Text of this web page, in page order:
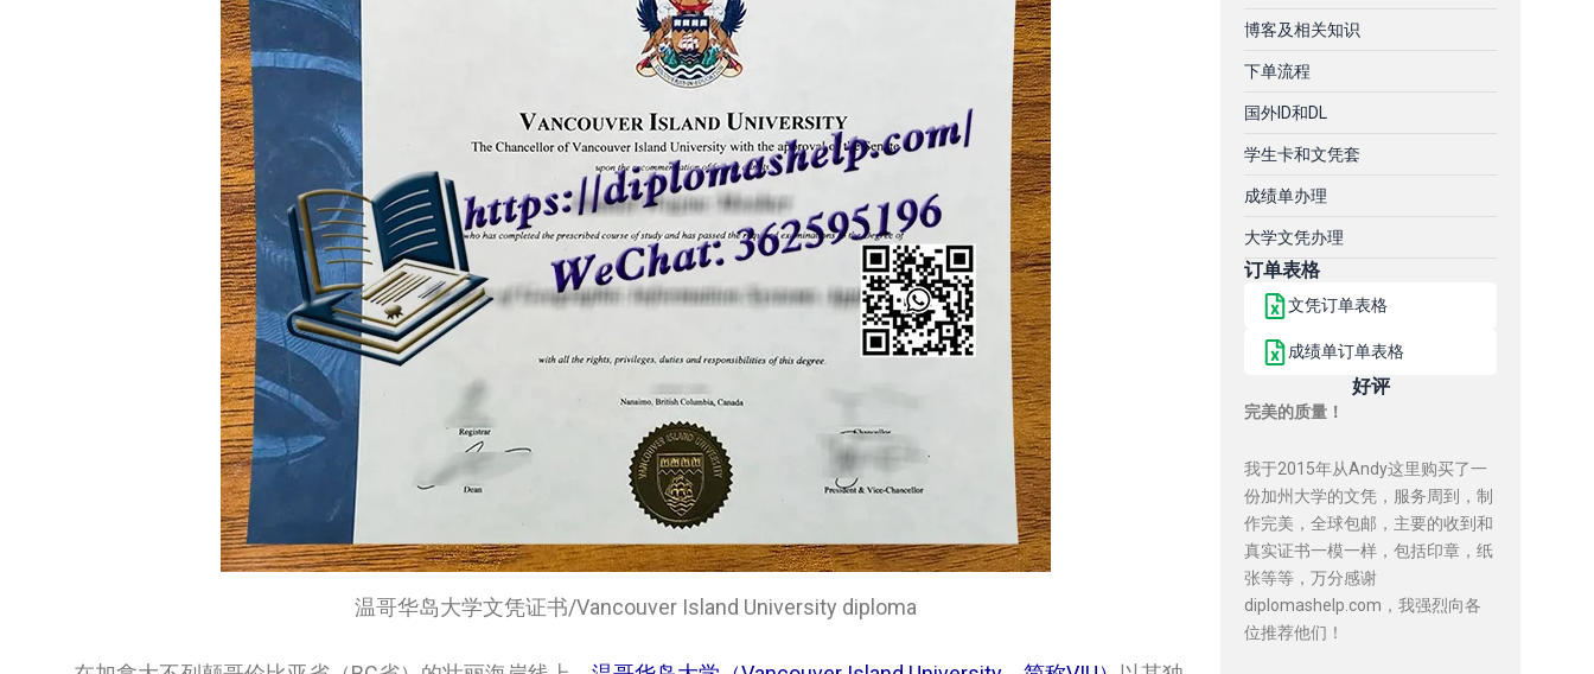
温哥华岛大学文凭证书/Vancouver Island University diploma
博客及相关知识
下单流程
国外ID和DL
学生卡和文凭套
成绩单办理
大学文凭办理
订单表格
文凭订单表格
成绩单订单表格
好评
完美的质量！
我于2015年从Andy这里购买了一
份加州大学的文凭，服务周到，制
作完美，全球包邮，主要的收到和
真实证书一模一样，包括印章，纸
张等等，万分感谢
diplomashelp.com，我强烈向各
位推荐他们！